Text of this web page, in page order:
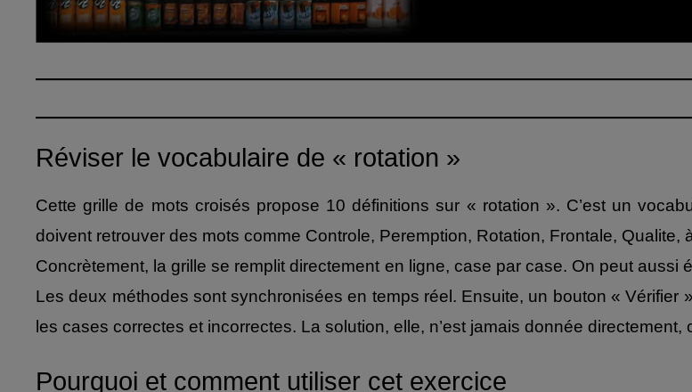
Réviser le vocabulaire de « rotation »
Cette grille de mots croisés propose 10 définitions sur « rotation ». C’est un
doivent retrouver des mots comme Controle, Peremption, Rotation, Frontale, Qualite,
Concrètement, la grille se remplit directement en ligne, case par case. On peut
Les deux méthodes sont synchronisées en temps réel. Ensuite, un bouton «
les cases correctes et incorrectes. La solution, elle, n’est jamais donnée
Pourquoi et comment utiliser cet exercice